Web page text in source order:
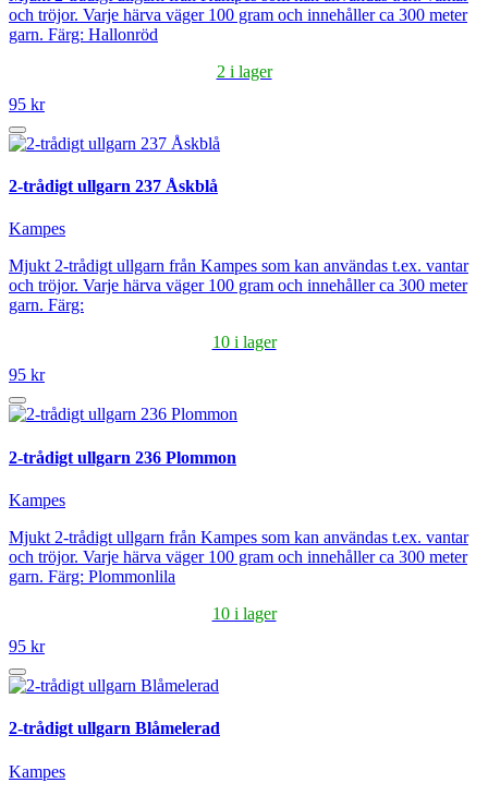
och tröjor. Varje härva väger 100 gram och innehåller ca 300 meter
garn. Färg: Hallonröd
2 i lager
95 kr
2-trådigt ullgarn 237 Åskblå
Kampes
Mjukt 2-trådigt ullgarn från Kampes som kan användas t.ex. vantar
och tröjor. Varje härva väger 100 gram och innehåller ca 300 meter
garn. Färg:
10 i lager
95 kr
2-trådigt ullgarn 236 Plommon
Kampes
Mjukt 2-trådigt ullgarn från Kampes som kan användas t.ex. vantar
och tröjor. Varje härva väger 100 gram och innehåller ca 300 meter
garn. Färg: Plommonlila
10 i lager
95 kr
2-trådigt ullgarn Blåmelerad
Kampes